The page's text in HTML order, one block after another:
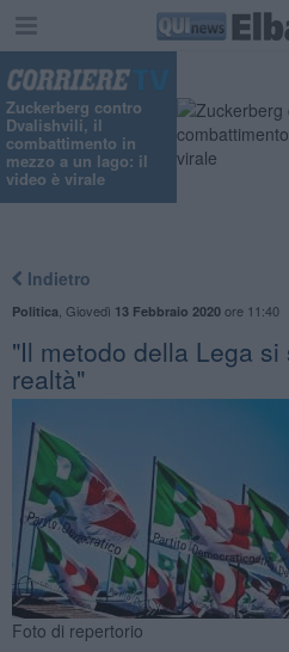
Zuckerberg contro
Dvalishvili, il
combattimento in
mezzo a un lago: il
video è virale
Indietro
Politica Giovedì 13 Febbraio 2020ore 11:40
"Il metodo della Lega
realtà"
Foto di repertorio